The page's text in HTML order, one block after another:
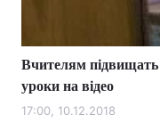
Вчителям підвищать
уроки на відео
17:00, 10.12.2018